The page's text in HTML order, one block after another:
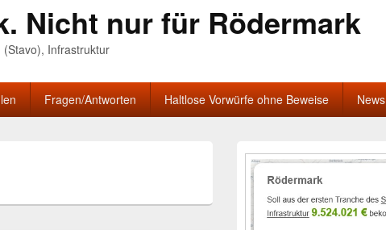
Nicht nur für Rödermark
Infrastruktur
Fragen/Antworten Haltlose Vorwürfe ohne Beweise News
Seitenleisten-
Widgetbereich